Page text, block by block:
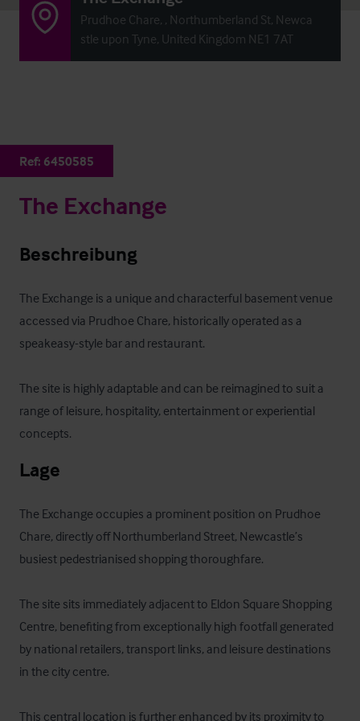
Prudhoe Chare, , Northumberland St, Newca
stle upon Tyne, United Kingdom NE1 7AT
Ref: 6450585
The Exchange
Beschreibung
The Exchange is a unique and characterful basement venue
accessed via Prudhoe Chare, historically operated as a
speakeasy-style bar and restaurant.
The site is highly adaptable and can be reimagined to suit a
range of leisure, hospitality, entertainment or experiential
concepts.
Lage
The Exchange occupies a prominent position on Prudhoe
Chare, directly off Northumberland Street, Newcastle’s
busiest pedestrianised shopping thoroughfare.
The site sits immediately adjacent to Eldon Square Shopping
Centre, benefiting from exceptionally high footfall generated
by national retailers, transport links, and leisure destinations
in the city centre.
This central location is further enhanced by its proximity to